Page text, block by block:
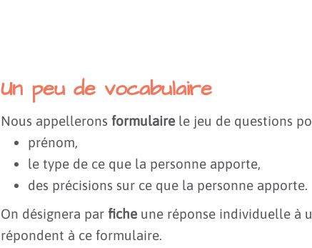
Un peu de vocabulaire
Nous appellerons formulaire le jeu de questions
prénom,
le type de ce que la personne apporte,
des précisions sur ce que la personne apporte.
On désignera par fiche une réponse individuelle à
répondent à ce formulaire.